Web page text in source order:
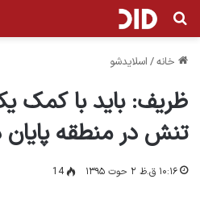
جستجو برای
خانه/ اسلایدشو
ظریف: باید با کمک
تنش در منطقه
۱۰:۱۶ ق.ظ ۲ حوت ۱۳۹۵ 14